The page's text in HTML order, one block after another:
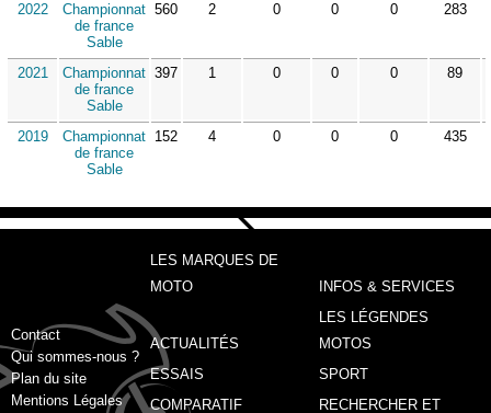
2022
Championnat
de france
Sable
560 2 0 0 0 283
2021
Championnat
de france
Sable
397 1 0 0 0 89
2019
Championnat
de france
Sable
152 4 0 0 0 435
Contact
Qui sommes-nous ?
Plan du site
Mentions Légales
LES MARQUES DE
MOTO
INFOS & SERVICES
ACTUALITÉS
LES LÉGENDES
MOTOS
ESSAIS
SPORT
COMPARATIF
RECHERCHER ET